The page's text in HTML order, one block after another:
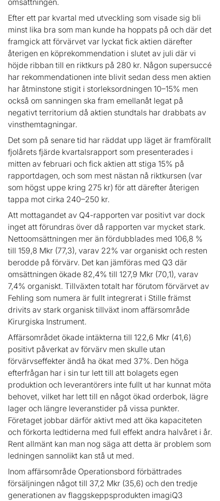
omsättningen.
Efter ett par kvartal med utveckling som visade sig bli
minst lika bra som man kunde ha hoppats på och där det
framgick att förvärvet var lyckat fick aktien därefter
återigen en köprekommendation i slutet av juli där vi
höjde ribban till en riktkurs på 280 kr. Någon supersuccé
har rekommendationen inte blivit sedan dess men aktien
har åtminstone stigit i storleksordningen 10–15% men
också om sanningen ska fram emellanåt legat på
negativt territorium då aktien stundtals har drabbats av
vinsthemtagningar.
Det som på senare tid har räddat upp läget är framförallt
fjolårets fjärde kvartalsrapport som presenterades i
mitten av februari och fick aktien att stiga 15% på
rapportdagen, och som mest nästan nå riktkursen (var
som högst uppe kring 275 kr) för att därefter återigen
tappa mot cirka 240–250 kr.
Att mottagandet av Q4-rapporten var positivt var dock
inget att förundras över då rapporten var mycket stark.
Nettoomsättningen mer än fördubblades med 106,8 %
till 159,8 Mkr (77,3), varav 22% var organiskt och resten
berodde på förvärv. Det kan jämföras med Q3 där
omsättningen ökade 82,4% till 127,9 Mkr (70,1), varav
7,4% organiskt. Tillväxten totalt har förutom förvärvet av
Fehling som numera är fullt integrerat i Stille främst
drivits av stark organisk tillväxt inom affärsområde
Kirurgiska Instrument.
Affärsområdet ökade intäkterna till 122,6 Mkr (41,6)
positivt påverkat av förvärv men skulle utan
förvärvseffekter ändå ha ökat med 37%. Den höga
efterfrågan har i sin tur lett till att bolagets egen
produktion och leverantörers inte fullt ut har kunnat möta
behovet, vilket har lett till en något ökad orderbok, lägre
lager och längre leveranstider på vissa punkter.
Företaget jobbar därför aktivt med att öka kapaciteten
och förkorta ledtiderna med full effekt andra halvåret i år.
Rent allmänt kan man nog säga att detta är problem som
ledningen sannolikt kan stå ut med.
Inom affärsområde Operationsbord förbättrades
försäljningen något till 37,2 Mkr (35,6) och den tredje
generationen av flaggskeppsprodukten imagiQ3